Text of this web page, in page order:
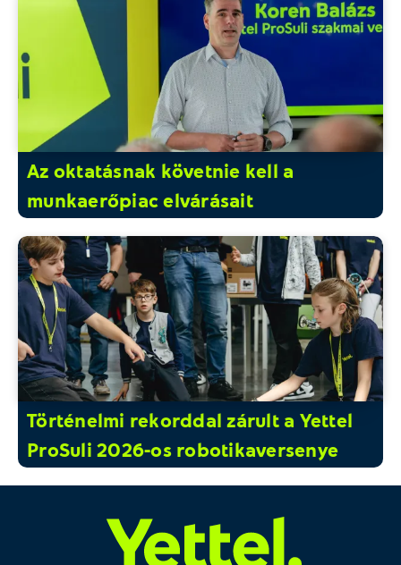
Az oktatásnak követnie kell a
munkaerőpiac elvárásait
Történelmi rekorddal zárult a Yettel
ProSuli 2026-os robotikaversenye